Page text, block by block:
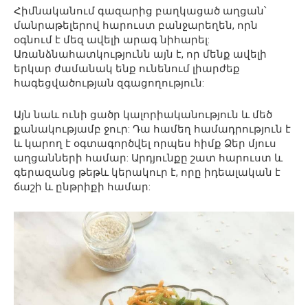
Հիմնականում գազարից բաղկացած աղցան՝
մանրաթելերով հարուստ բանջարեղեն, որն
օգնում է մեզ ավելի արագ նիհարել:
Առանձնահատկությունն այն է, որ մենք ավելի
երկար ժամանակ ենք ունենում լիարժեք
հագեցվածության զգացողություն:
Այն նաև ունի ցածր կալորիականություն և մեծ
քանակությամբ ջուր: Դա համեղ համադրություն է
և կարող է օգտագործվել որպես հիմք Ձեր մյուս
աղցանների համար: Արդյունքը շատ հարուստ և
գերազանց թեթև կերակուր է, որը իդեալական է
ճաշի և ընթրիքի համար: